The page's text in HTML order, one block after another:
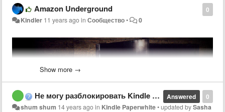
0
Amazon Underground
Kindler 11 years agoinСообщество• 0
Show more →
0
Answered
Не могу разблокировать Kindle Paperwhite.
shum shum 14 years agoin Kindle Paperwhite•updated bySasha